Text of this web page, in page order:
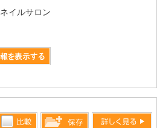
ネイルサロン